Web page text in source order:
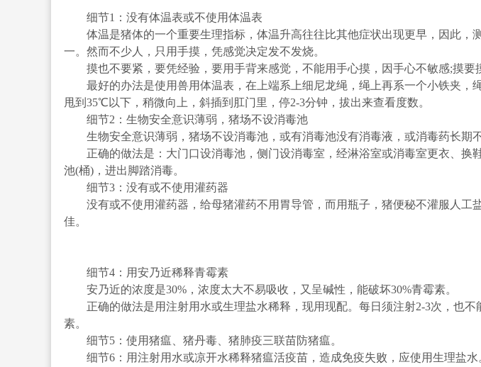
细节1：没有体温表或不使用体温表
体温是猪体的一个重要生理指标，体温升高往往比其他症状出现更早，因此，
一。然而不少人，只用手摸，凭感觉决定发不发烧。
摸也不要紧，要凭经验，要用手背来感觉，不能用手心摸，因手心不敏感;摸要
最好的办法是使用兽用体温表，在上端系上细尼龙绳，绳上再系一个小铁夹，
甩到35℃以下，稍微向上，斜插到肛门里，停2-3分钟，拔出来查看度数。
细节2：生物安全意识薄弱，猪场不设消毒池
生物安全意识薄弱，猪场不设消毒池，或有消毒池没有消毒液，或消毒药长期不
正确的做法是：大门口设消毒池，侧门设消毒室，经淋浴室或消毒室更衣、换
池(桶)，进出脚踏消毒。
细节3：没有或不使用灌药器
没有或不使用灌药器，给母猪灌药不用胃导管，而用瓶子，猪便秘不灌服人工
佳。
细节4：用安乃近稀释青霉素
安乃近的浓度是30%，浓度太大不易吸收，又呈碱性，能破坏30%青霉素。
正确的做法是用注射用水或生理盐水稀释，现用现配。每日须注射2-3次，也不
素。
细节5：使用猪瘟、猪丹毒、猪肺疫三联苗防猪瘟。
细节6：用注射用水或凉开水稀释猪瘟活疫苗，造成免疫失败，应使用生理盐水